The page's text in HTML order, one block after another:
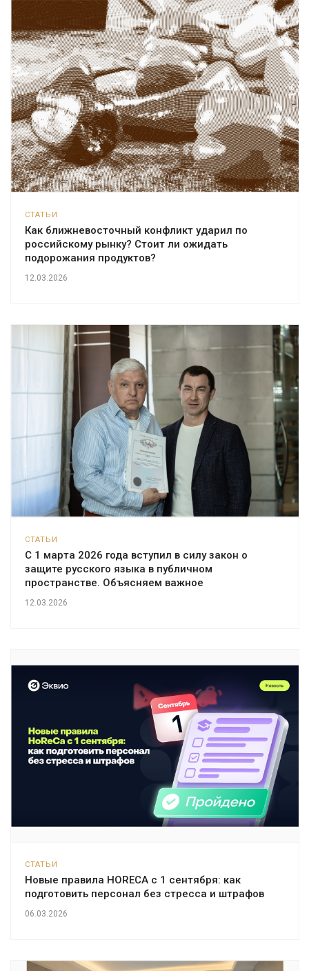
СТАТЬИ
Как ближневосточный конфликт ударил по
российскому рынку? Стоит ли ожидать
подорожания продуктов?
12.03.2026
СТАТЬИ
С 1 марта 2026 года вступил в силу закон о
защите русского языка в публичном
пространстве. Объясняем важное
12.03.2026
СТАТЬИ
Новые правила HORECA с 1 сентября: как
подготовить персонал без стресса и штрафов
06.03.2026